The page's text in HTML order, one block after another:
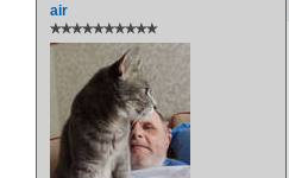
air
✯✯✯✯✯✯✯✯✯✯